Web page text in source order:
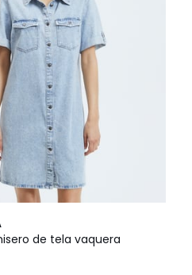
de tela vaquera